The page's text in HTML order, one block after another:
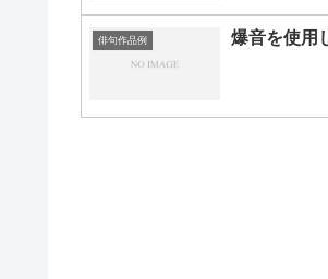
俳句作品例 爆音を使用